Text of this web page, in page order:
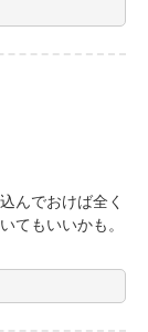
んでおけば全く
てもいいかも。